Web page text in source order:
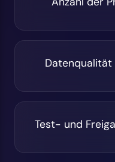
Test- und